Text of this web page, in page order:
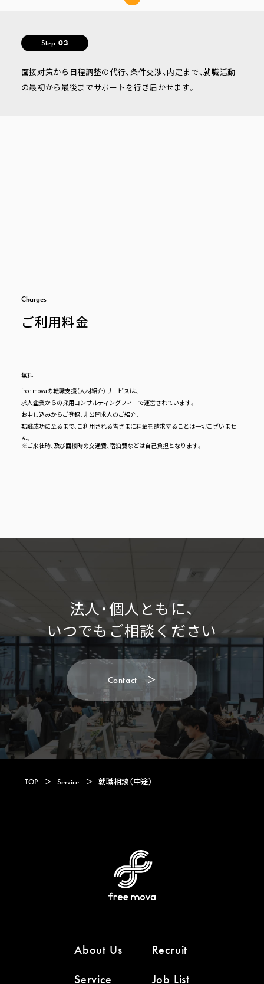
Step 03
面接対策から日程調整の代行、条件交渉、内定まで、就職活動
の最初から最後までサポートを行き届かせます。
Charges
ご利用料金
無料
free movaの転職支援（人材紹介）サービスは、
求人企業からの採用コンサルティングフィーで運営されています。
お申し込みからご登録、非公開求人のご紹介、
転職成功に至るまで、ご利用される皆さまに料金を請求することは一切ございませ
ん。
※ご来社時、及び面接時の交通費、宿泊費などは自己負担となります。
法人・個人ともに、
いつでもご相談ください
Contact
C
＞
TOP ＞ Service ＞ 就職相談（中途）
About Us
Service
Recruit
Job List